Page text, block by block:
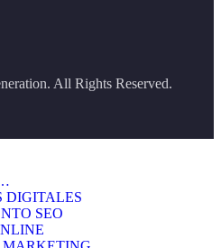
All Rights Reserved.
DIGITALES
SEO